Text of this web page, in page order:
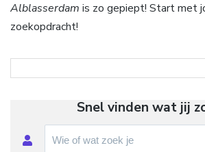
Alblasserdam is zo gepiept! Start met
zoekopdracht!
Snel vinden wat jij